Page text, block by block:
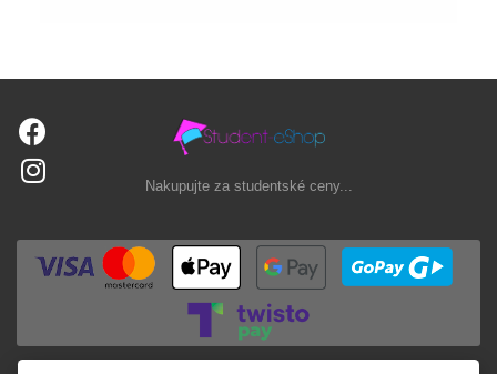
Nakupujte za studentské ceny...